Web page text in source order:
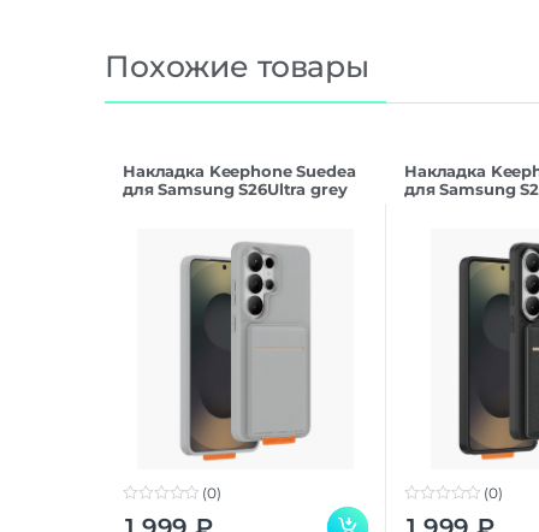
Похожие товары
Накладка Keephone Suedea
для Samsung S26Ultra grey
(0)
Накладка
для Samsung
(0)